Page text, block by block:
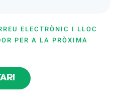
ELECTRÒNIC I LLOC
PER A LA PRÒXIMA